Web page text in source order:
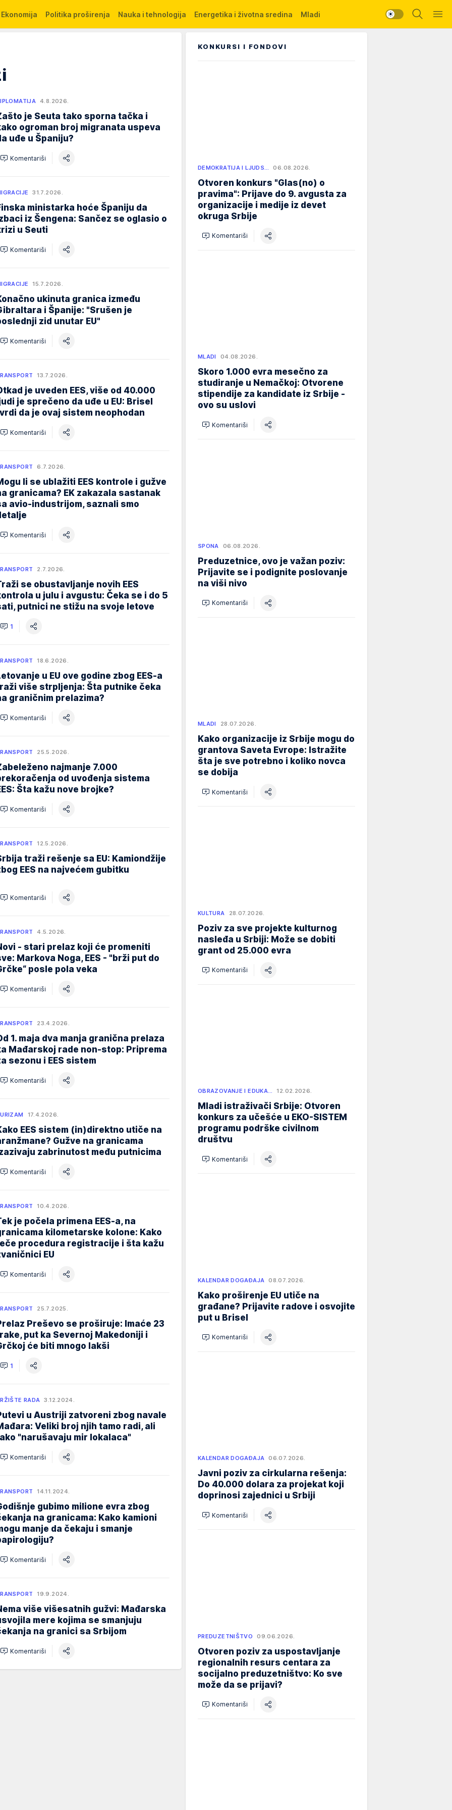
Ekonomija Politika proširenja Nauka i tehnologija Energetika i životna sredina Mladi
4.8.2026.
je Seuta tako sporna tačka i
ogroman broj migranata uspeva
uđe u Španiju?
Komentariši
31.7.2026.
ministarka hoće Španiju da
iz Šengena: Sančez se oglasio o
u Seuti
Komentariši
15.7.2026.
ukinuta granica između
i Španije: "Srušen je
zid unutar EU"
Komentariši
13.7.2026.
je uveden EES, više od 40.000
je sprečeno da uđe u EU: Brisel
da je ovaj sistem neophodan
Komentariši
6.7.2026.
li se ublažiti EES kontrole i gužve
granicama? EK zakazala sastanak
avio-industrijom, saznali smo
Komentariši
2.7.2026.
se obustavljanje novih EES
u julu i avgustu: Čeka se i do 5
putnici ne stižu na svoje letove
1
18.6.2026.
u EU ove godine zbog EES-a
više strpljenja: Šta putnike čeka
graničnim prelazima?
Komentariši
25.5.2026.
najmanje 7.000
od uvođenja sistema
Šta kažu nove brojke?
Komentariši
12.5.2026.
traži rešenje sa EU: Kamiondžije
EES na najvećem gubitku
Komentariši
4.5.2026.
- stari prelaz koji će promeniti
Markova Noga, EES - "brži put do
posle pola veka
Komentariši
23.4.2026.
1. maja dva manja granična prelaza
Mađarskoj rade non-stop: Priprema
sezonu i EES sistem
Komentariši
17.4.2026.
EES sistem (in)direktno utiče na
Gužve na granicama
zabrinutost među putnicima
Komentariši
10.4.2026.
je počela primena EES-a, na
kilometarske kolone: Kako
procedura registracije i šta kažu
EU
Komentariši
25.7.2025.
Preševo se proširuje: Imaće 23
put ka Severnoj Makedoniji i
će biti mnogo lakši
1
RADA 3.12.2024.
u Austriji zatvoreni zbog navale
Veliki broj njih tamo radi, ali
"narušavaju mir lokalaca"
Komentariši
14.11.2024.
gubimo milione evra zbog
na granicama: Kako kamioni
manje da čekaju i smanje
Komentariši
19.9.2024.
više višesatnih gužvi: Mađarska
mere kojima se smanjuju
na granici sa Srbijom
Komentariši
KONKURSI I FONDOVI
DEMOKRATIJA I LJUDS… 06.08.2026.
Otvoren konkurs "Glas(no) o
pravima": Prijave do 9. avgusta za
organizacije i medije iz devet
okruga Srbije
Komentariši
MLADI 04.08.2026.
Skoro 1.000 evra mesečno za
studiranje u Nemačkoj: Otvorene
stipendije za kandidate iz Srbije -
ovo su uslovi
Komentariši
SPONA 06.08.2026.
Preduzetnice, ovo je važan poziv:
Prijavite se i podignite poslovanje
na viši nivo
Komentariši
MLADI 28.07.2026.
Kako organizacije iz Srbije mogu do
grantova Saveta Evrope: Istražite
šta je sve potrebno i koliko novca
se dobija
Komentariši
KULTURA 28.07.2026.
Poziv za sve projekte kulturnog
nasleđa u Srbiji: Može se dobiti
grant od 25.000 evra
Komentariši
OBRAZOVANJE I EDUKA… 12.02.2026.
Mladi istraživači Srbije: Otvoren
konkurs za učešće u EKO-SISTEM
programu podrške civilnom
društvu
Komentariši
KALENDAR DOGAĐAJA 08.07.2026.
Kako proširenje EU utiče na
građane? Prijavite radove i osvojite
put u Brisel
Komentariši
KALENDAR DOGAĐAJA 06.07.2026.
Javni poziv za cirkularna rešenja:
Do 40.000 dolara za projekat koji
doprinosi zajednici u Srbiji
Komentariši
PREDUZETNIŠTVO 09.06.2026.
Otvoren poziv za uspostavljanje
regionalnih resurs centara za
socijalno preduzetništvo: Ko sve
može da se prijavi?
Komentariši